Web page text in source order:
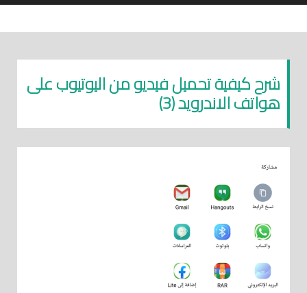
شرح كيفية تحميل فيديو من اليوتيوب على
هواتف الاندرويد (3)